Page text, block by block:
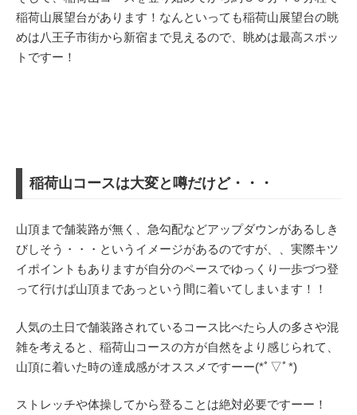
稲荷山展望台があります！なんといっても稲荷山展望台の眺
めは八王子市街から新宿まで見えるので、眺めは最高スポッ
トですー！
稲荷山コースは大変と噂だけど・・・
山頂まで舗装路が無く、急勾配などアップダウンがあるしき
びしそう・・・というイメージがあるのですが、、実際キツ
イポイントもありますが自分のペースでゆっくり一歩づつ登
って行けば山頂まであっという間に着いてしまいます！！
人気の土日で舗装路されているコース比べたら人の多さや混
雑を考えると、稲荷山コースの方が自然をより感じられて、
山頂に着いた時の達成感がオススメですーー(*ﾟ▽ﾟ*)
ストレッチや体操してから登ることは絶対必要ですーー！